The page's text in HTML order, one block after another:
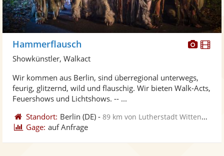
Hammerflausch
Showkünstler, Walkact
Wir kommen aus Berlin, sind überregional unterwegs,
feurig, glitzernd, wild und flauschig. Wir bieten Walk-Acts,
Feuershows und Lichtshows. -- ...
Standort: Berlin (DE) -89 km von Lutherstadt Wittenberg
Gage: auf Anfrage